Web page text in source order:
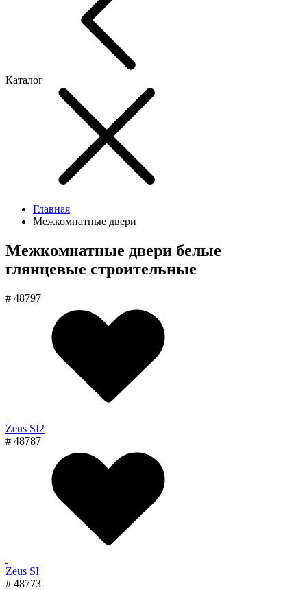
Каталог
Главная
Межкомнатные двери
Межкомнатные двери белые
глянцевые строительные
# 48797
Zeus SI2
# 48787
Zeus SI
# 48773